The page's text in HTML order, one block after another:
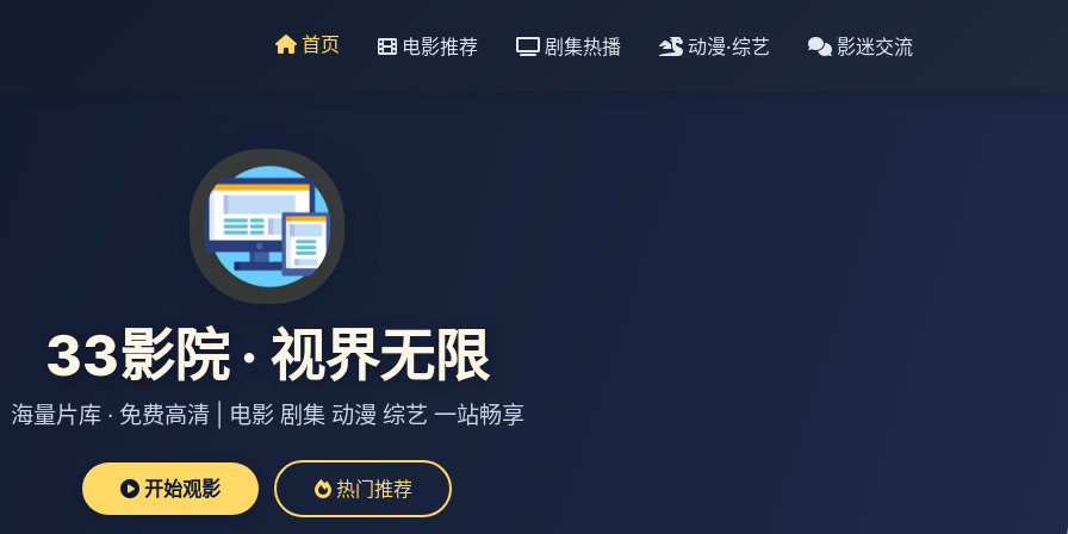
首页 电影推荐 剧集热播 动漫·综艺 影迷交流
33影院 · 视界无限
海量片库 · 免费高清 | 电影 剧集 动漫 综艺 一站畅享
开始观影 热门推荐